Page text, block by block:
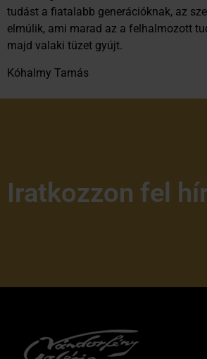
tudást a fiatalabb generációknak, az
elmúlik, ami marad az a felhalmozott
majd valaki tüzet gyújt.
Kóhalmy Tamás
Iratkozzon fel